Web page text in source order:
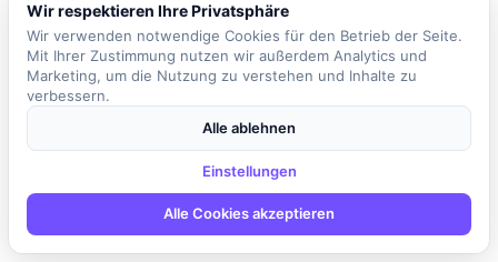
Beschreibung
Werde Teil eines dynamischen Teams, das sich leidenschaftlich
der Entwicklung von Software für embedded Systeme widmet. In
dieser Rolle wirst du an der Entwicklung leistungsstarker
Software für den Embedded Markt arbeiten und unser Team bei
der Neu- und Weiterentwicklung unserer effizienten und
marktbekannten Produkte unterstützen. Deine Aufgaben
umfassen die Review, Pflege und Optimierung der vorhandenen
Wir respektieren Ihre Privatsphäre
Wir verwenden notwendige Cookies für den Betrieb der Seite.
Mit Ihrer Zustimmung nutzen wir außerdem Analytics und
Marketing, um die Nutzung zu verstehen und Inhalte zu
verbessern.
Alle ablehnen
Einstellungen
Alle Cookies akzeptieren